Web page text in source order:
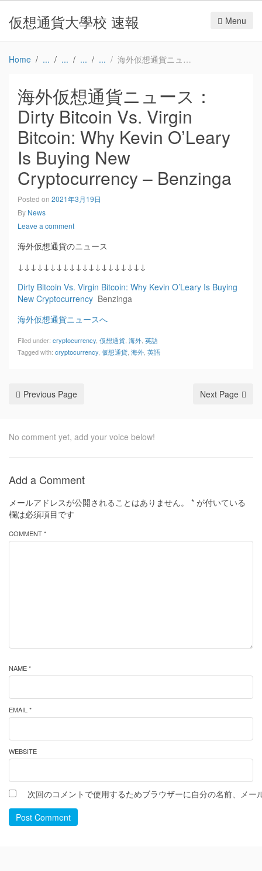
仮想通貨大學校 速報 Menu
Home 海外仮想通貨ニュース：Dirty Bitcoin Vs. Virgin Bitcoin: Why Kevin O’Leary Is Buying New Cryptocurrency – Benzinga
海外仮想通貨ニュース：
Dirty Bitcoin Vs. Virgin
Bitcoin: Why Kevin O’Leary
Is Buying New
Cryptocurrency – Benzinga
Posted on 2021年3月19日
By News
Leave a comment
海外仮想通貨のニュース
↓↓↓↓↓↓↓↓↓↓↓↓↓↓↓↓↓↓↓↓
Dirty Bitcoin Vs. Virgin Bitcoin: Why Kevin O’Leary Is Buying
New Cryptocurrency Benzinga
海外仮想通貨ニュースへ
Filed under: cryptocurrency 仮想通貨 海外 英語
Tagged with: cryptocurrency 仮想通貨 海外 英語
Previous Page Next Page
No comment yet, add your voice below!
Add a Comment
メールアドレスが公開されることはありません。 * が付いている
欄は必須項目です
COMMENT *
NAME *
EMAIL *
WEBSITE
次回のコメントで使用するためブラウザーに自分の名前、メー
Post Comment